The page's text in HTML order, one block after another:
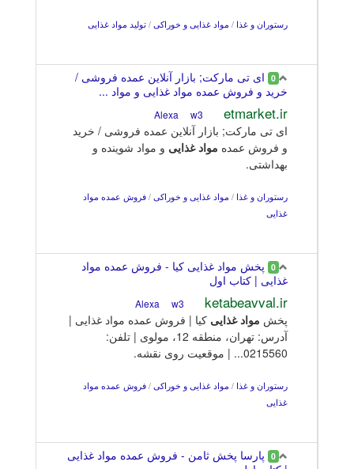
رستوران و غذا / مواد غذایی و خوراکی / تولید مواد غذایی
0 ای تی مارکت; بازار آنلاین عمده فروشی /
خرید و فروش عمده مواد غذایی و مواد ...
etmarket.ir
w3
ای تی مارکت; بازار آنلاین عمده فروشی / خرید
و فروش عمده مواد غذایی و مواد شوینده و
بهداشتی.
رستوران و غذا / مواد غذایی و خوراکی / فروش عمده مواد
غذایی
0 پخش مواد غذایی کیا - فروش عمده مواد
غذایی | کتاب اول
ketabeavval.ir
w3
پخش مواد غذایی کیا | فروش عمده مواد غذایی |
آدرس: تهران، منطقه 12، مولوی | تلفن:
0215560... | موقعیت روی نقشه.
رستوران و غذا / مواد غذایی و خوراکی / فروش عمده مواد
غذایی
0 پارسا پخش ثامن - فروش عمده مواد غذایی